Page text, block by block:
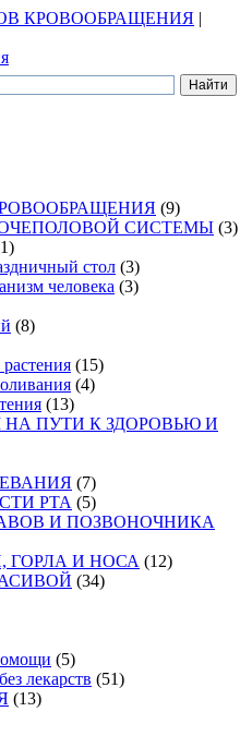
КРОВООБРАЩЕНИЯ |
(9)
СИСТЕМЫ (3)
стол (3)
человека (3)
(8)
(15)
(4)
(13)
ПУТИ К ЗДОРОВЬЮ И
(7)
РТА (5)
И ПОЗВОНОЧНИКА
ГОРЛА И НОСА (12)
(34)
(5)
лекарств (51)
(13)